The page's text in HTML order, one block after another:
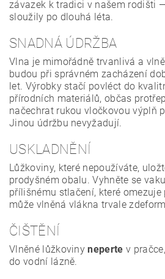
závazek k tradici v našem rodišti
sloužily po dlouhá léta.
SNADNÁ ÚDRŽBA
Vlna je mimořádně trvanlivá a
budou při správném zacházení
let. Výrobky stačí povléct do
přírodních materiálů, občas
načechrat rukou vločkovou výplň
Jinou údržbu nevyžadují.
USKLADNĚNÍ
Lůžkoviny, které nepoužíváte,
prodyšném obalu. Vyhněte se
přílišnému stlačení, které
může vlněná vlákna trvale
ČIŠTĚNÍ
Vlněné lůžkovinyneperte v
do vodní lázně.